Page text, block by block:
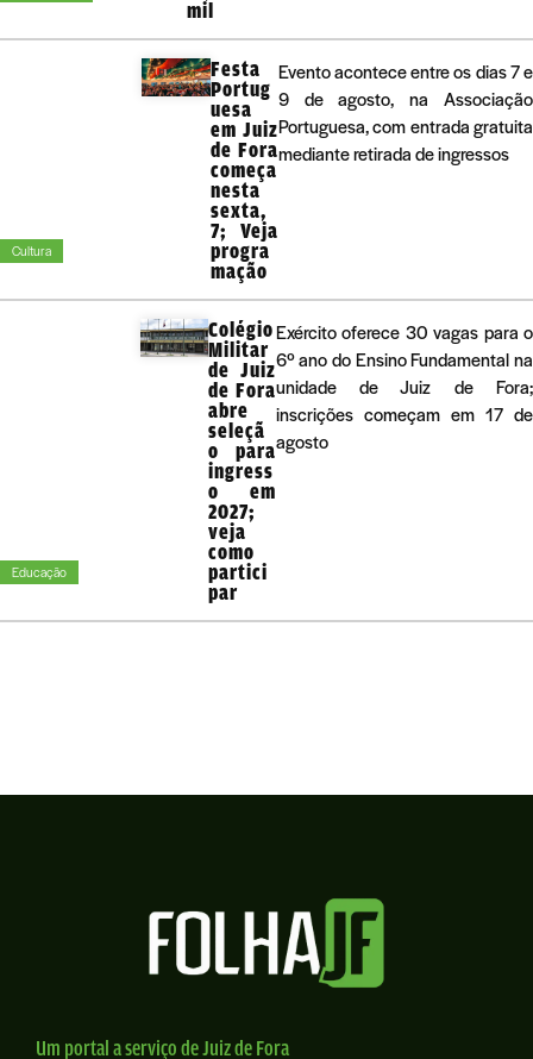
mil
Cultura
Festa
Portug
uesa
em Juiz
de Fora
começa
nesta
sexta,
7; Veja
progra
mação
Evento acontece entre os dias 7 e
9 de agosto, na Associação
Portuguesa, com entrada gratuita
mediante retirada de ingressos
Educação
Colégio
Militar
de Juiz
de Fora
abre
seleçã
o para
ingress
o em
2027;
veja
como
partici
par
Exército oferece 30 vagas para o
6º ano do Ensino Fundamental na
unidade de Juiz de Fora;
inscrições começam em 17 de
agosto
Um portal a serviço de Juiz de Fora